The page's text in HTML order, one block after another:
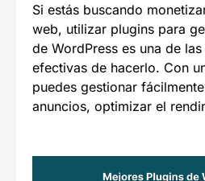
Si estás buscando
web, utilizar plugins para
de WordPress es una de
efectivas de hacerlo. Con
puedes gestionar
anuncios, optimizar el